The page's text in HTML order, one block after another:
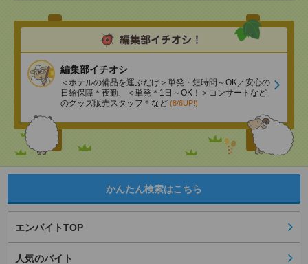
編集部イチオシ
＜ホテルの備品を運ぶだけ＞単発・短時間～OK／安心の
日給保障＊夜勤、＜単発＊1日～OK！＞コンサートなど
のグッズ販売スタッフ＊など (8/6UP!)
かんたん検索はこちら
エンバイトTOP
人気のバイト